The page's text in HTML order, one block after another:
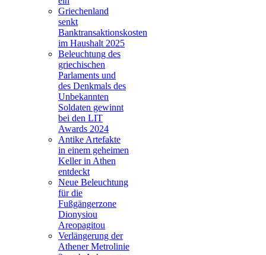
Griechenland
senkt
Banktransaktionskosten
im Haushalt 2025
Beleuchtung des
griechischen
Parlaments und
des Denkmals des
Unbekannten
Soldaten gewinnt
bei den LIT
Awards 2024
Antike Artefakte
in einem geheimen
Keller in Athen
entdeckt
Neue Beleuchtung
für die
Fußgängerzone
Dionysiou
Areopagitou
Verlängerung der
Athener Metrolinie